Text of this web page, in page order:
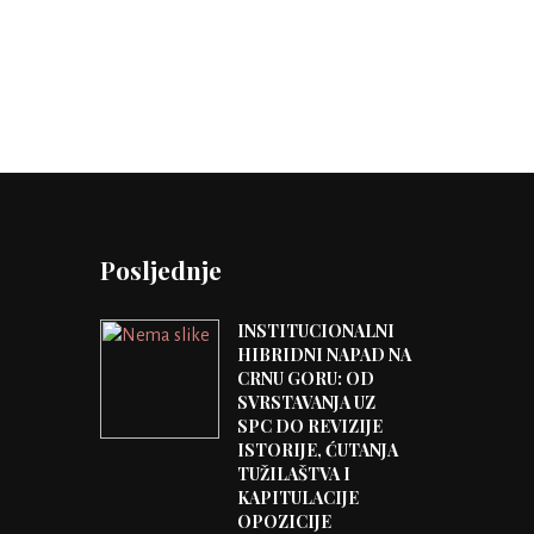
Posljednje
INSTITUCIONALNI
HIBRIDNI NAPAD NA
CRNU GORU: OD
SVRSTAVANJA UZ
SPC DO REVIZIJE
ISTORIJE, ĆUTANJA
TUŽILAŠTVA I
KAPITULACIJE
OPOZICIJE